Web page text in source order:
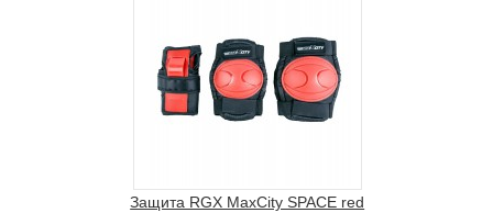
Защита RGX MaxCity SPACE red